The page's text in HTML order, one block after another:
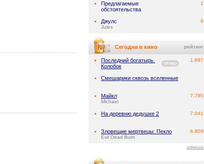
Предлагаемые
обстоятельства
1
Джулс
Jules
6
Сегодня в кино рейтинг
Последний богатырь.
Колобок
ПРОМО
1.697
Смешарики сквозь вселенные
Майкл
Michael
7.785
На деревню дедушке 2 7.041
Зловещие мертвецы: Пекло
Evil Dead Burn
6.809
афиша